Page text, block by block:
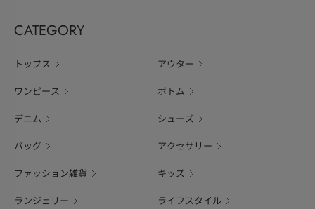
CATEGORY
トップス アウター
ワンピース ボトム
デニム シューズ
バッグ アクセサリー
ファッション雑貨 キッズ
ランジェリー ライフスタイル